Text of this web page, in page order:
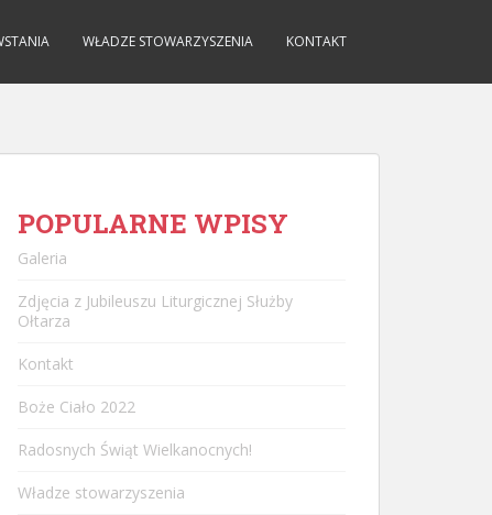
WŁADZE STOWARZYSZENIA KONTAKT
POPULARNE WPISY
Galeria
Zdjęcia z Jubileuszu Liturgicznej Służby
Ołtarza
Kontakt
Boże Ciało 2022
Radosnych Świąt Wielkanocnych!
Władze stowarzyszenia